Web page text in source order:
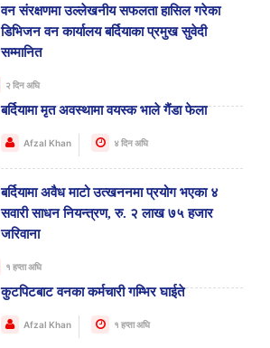
वन संरक्षणमा उल्लेखनीय सफलता हासिल गरेका
डिभिजन वन कार्यालय बर्दियाका प्रमुख सुवेदी
सम्मानित
२ दिन अघि
बर्दियामा मृत अवस्थामा वयस्क भाले गैंडा फेला
Afzal Khan ४ दिन अघि
बर्दियामा अवैध माटो उत्खननमा प्रयोग भएका ४
सवारी साधन नियन्त्रण, रु. २ लाख ७५ हजार
जरिवाना
१ हप्ता अघि
कुटपिटबाट वनका कर्मचारी गम्भिर घाईते
Afzal Khan १ हप्ता अघि